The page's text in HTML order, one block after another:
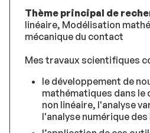
Thème principal de
linéaire, Modélisation
mécanique du contact
Mes travaux scientifiques
le développement de
mathématiques dans le
non linéaire, l'analyse
l'analyse numérique des